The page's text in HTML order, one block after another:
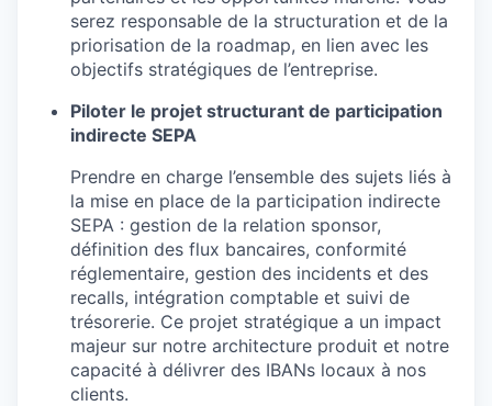
serez responsable de la structuration et de la
priorisation de la roadmap, en lien avec les
objectifs stratégiques de l’entreprise.
Piloter le projet structurant de participation
indirecte SEPA
Prendre en charge l’ensemble des sujets liés à
la mise en place de la participation indirecte
SEPA : gestion de la relation sponsor,
définition des flux bancaires, conformité
réglementaire, gestion des incidents et des
recalls, intégration comptable et suivi de
trésorerie. Ce projet stratégique a un impact
majeur sur notre architecture produit et notre
capacité à délivrer des IBANs locaux à nos
clients.